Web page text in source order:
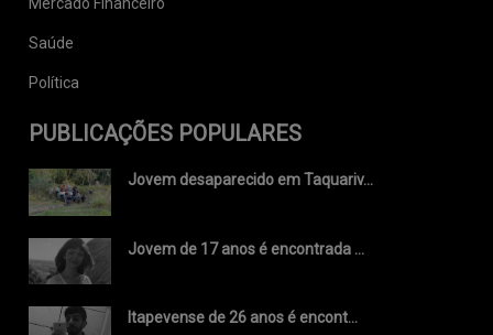
Mercado Financeiro
Saúde
Política
PUBLICAÇÕES POPULARES
Jovem desaparecido em Taquariv...
Jovem de 17 anos é encontrada ...
Itapevense de 26 anos é encont...